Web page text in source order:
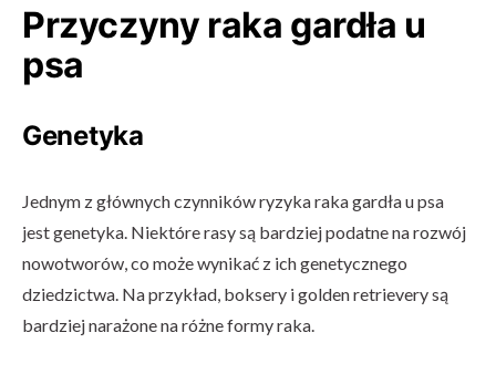
Przyczyny raka gardła u
psa
Genetyka
Jednym z głównych czynników ryzyka raka gardła u psa
jest genetyka. Niektóre rasy są bardziej podatne na rozwój
nowotworów, co może wynikać z ich genetycznego
dziedzictwa. Na przykład, boksery i golden retrievery są
bardziej narażone na różne formy raka.